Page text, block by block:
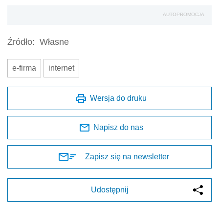
AUTOPROMOCJA
Źródło: Własne
e-firma internet
Wersja do druku
Napisz do nas
Zapisz się na newsletter
Udostępnij